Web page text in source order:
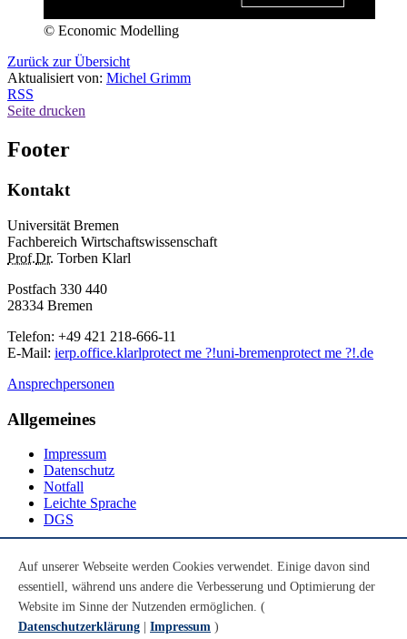
© Economic Modelling
Zurück zur Übersicht
Aktualisiert von: Michel Grimm
RSS
Seite drucken
Footer
Kontakt
Universität Bremen
Fachbereich Wirtschaftswissenschaft
Prof.Dr. Torben Klarl
Postfach 330 440
28334 Bremen
Telefon: +49 421 218-666-11
E-Mail: ierp.office.klarlprotect me ?!uni-bremenprotect me ?!.de
Ansprechpersonen
Allgemeines
Impressum
Datenschutz
Notfall
Leichte Sprache
DGS
Youtube
Instagram
LinkedIn
Auf unserer Webseite werden Cookies verwendet. Einige davon sind
essentiell, während uns andere die Verbesserung und Optimierung der
Website im Sinne der Nutzenden ermöglichen. (
Datenschutzerklärung
Impressum )